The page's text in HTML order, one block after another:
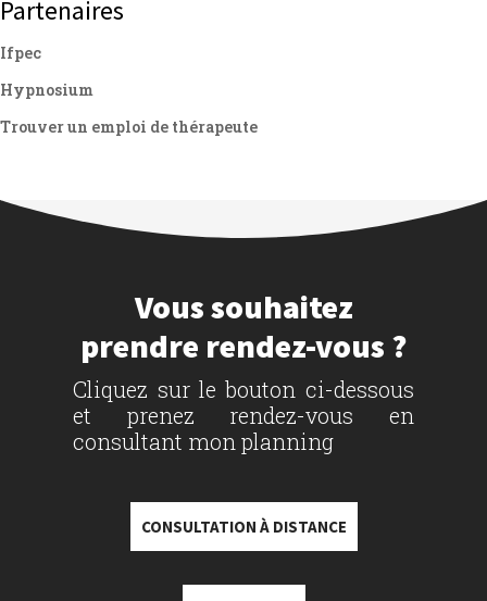
Partenaires
Ifpec
Hypnosium
Trouver un emploi de thérapeute
Vous souhaitez
prendre rendez-vous ?
Cliquez sur le bouton ci-dessous
et prenez rendez-vous en
consultant mon planning
CONSULTATION À DISTANCE